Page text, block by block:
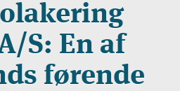
S: En af
førende